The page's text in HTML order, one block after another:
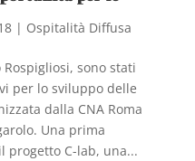
| Ospitalità Diffusa
sono stati
per lo sviluppo delle
dalla CNA Roma
Una prima
progetto C-lab, una...